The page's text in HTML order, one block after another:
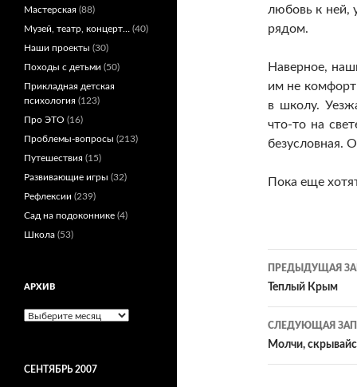
любовь к ней,
рядом.
Наверное,
им не
в школу.
что-то на
безусловная.
Пока еще
по
записям
ПРЕДЫДУЩАЯ
Теплый Крым
СЛЕДУЮЩАЯ
Молчи,
Мастерская (88)
Музей, театр, концерт… (40)
Наши проекты (30)
Походы с детьми (50)
Прикладная детская
психология (123)
Про ЭТО (16)
Проблемы-вопросы (213)
Путешествия (15)
Развивающие игры (32)
Рефлексии (239)
Сад на подоконнике (4)
Школа (53)
АРХИВ
Архив
СЕНТЯБРЬ 2007